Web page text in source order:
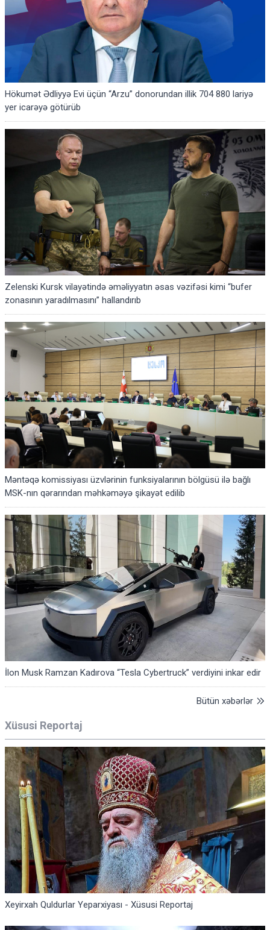
Hökumət Ədliyyə Evi üçün “Arzu” donorundan illik 704 880 lariyə
yer icarəyə götürüb
Zelenski Kursk vilayətində əməliyyatın əsas vəzifəsi kimi “bufer
zonasının yaradılmasını” hallandırıb
Məntəqə komissiyası üzvlərinin funksiyalarının bölgüsü ilə bağlı
MSK-nın qərarından məhkəməyə şikayət edilib
İlon Musk Ramzan Kadırova “Tesla Cybertruck” verdiyini inkar edir
Bütün xəbərlər
Xüsusi Reportaj
Xeyirxah Quldurlar Yeparxiyası - Xüsusi Reportaj